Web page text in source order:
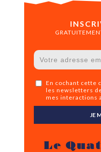
En cochant cette
les newsletters
mes interactions
JE
Le